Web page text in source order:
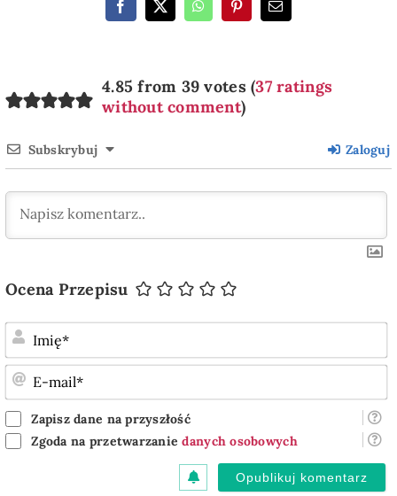
4.85 from 39 votes (37 ratings
without comment)
Subskrybuj Zaloguj
Ocena Przepisu
Zapisz dane na przyszłość
Zgoda na przetwarzaniedanych osobowych